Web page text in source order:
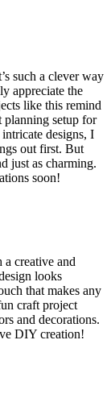
such a clever way
appreciate the
like this remind
planning setup for
designs, I
out first. But
just as charming.
soon!
creative and
looks
that makes any
craft project
and decorations.
DIY creation!